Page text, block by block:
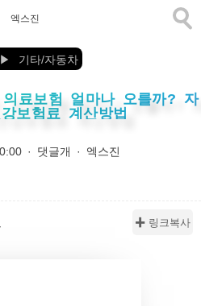
엑스진
기타/자동차
료보험 얼마나 오를까? 자
보험료 계산방법
· 댓글개 · 엑스진
✚ 링크복사